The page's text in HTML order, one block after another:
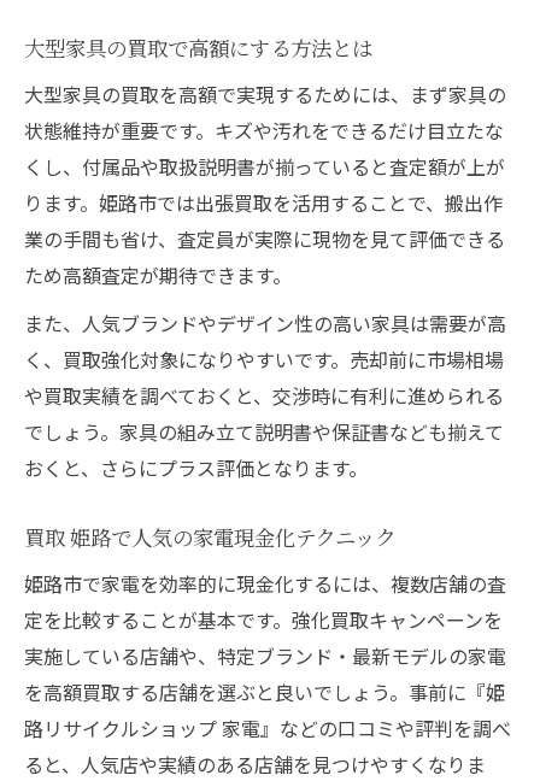
大型家具の買取で高額にする方法とは
大型家具の買取を高額で実現するためには、まず家具の
状態維持が重要です。キズや汚れをできるだけ目立たな
くし、付属品や取扱説明書が揃っていると査定額が上が
ります。姫路市では出張買取を活用することで、搬出作
業の手間も省け、査定員が実際に現物を見て評価できる
ため高額査定が期待できます。
また、人気ブランドやデザイン性の高い家具は需要が高
く、買取強化対象になりやすいです。売却前に市場相場
や買取実績を調べておくと、交渉時に有利に進められる
でしょう。家具の組み立て説明書や保証書なども揃えて
おくと、さらにプラス評価となります。
買取 姫路で人気の家電現金化テクニック
姫路市で家電を効率的に現金化するには、複数店舗の査
定を比較することが基本です。強化買取キャンペーンを
実施している店舗や、特定ブランド・最新モデルの家電
を高額買取する店舗を選ぶと良いでしょう。事前に『姫
路リサイクルショップ 家電』などの口コミや評判を調べ
ると、人気店や実績のある店舗を見つけやすくなりま